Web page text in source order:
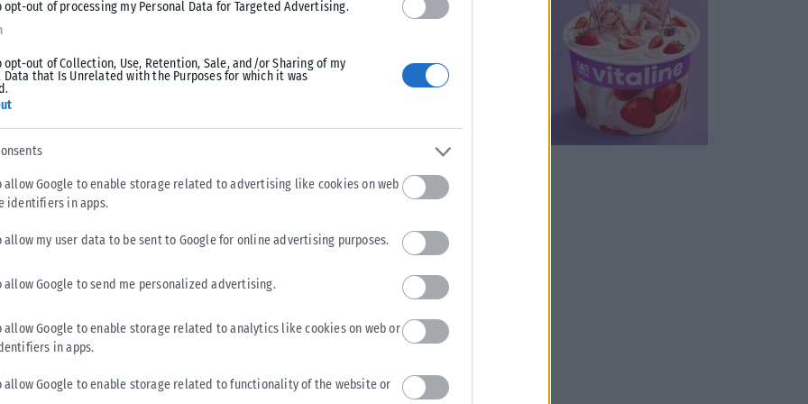
opt-out of processing my Personal Data for Targeted Advertising.
opt-out of Collection, Use, Retention, Sale, and/or Sharing of my
Data that Is Unrelated with the Purposes for which it was
allow Google to enable storage related to advertising like cookies on web
identifiers in apps.
allow my user data to be sent to Google for online advertising purposes.
allow Google to send me personalized advertising.
allow Google to enable storage related to analytics like cookies on web or
in apps.
allow Google to enable storage related to functionality of the website or
BUSINESS
Παπουτσάνης το πρώτο εξάμηνο 2026, έναντι συγκρίσιμων
πωλήσεων 38,6 εκατ. ευρώ...
ΑΝΑΡΤΉΘΗΚΕ ΑΠΌ KARFITSANEWS 04/08/2026